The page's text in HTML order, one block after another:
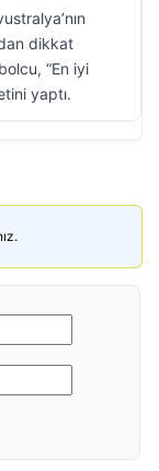
dikkat
“En iyi
yaptı.